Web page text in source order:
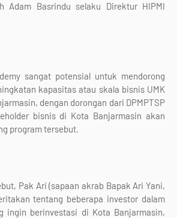
Adam Basrindu selaku Direktur HIPMI
sangat potensial untuk mendorong
kapasitas atau skala bisnis UMK
dengan dorongan dari DPMPTSP
bisnis di Kota Banjarmasin akan
program tersebut.
Pak Ari (sapaan akrab Bapak Ari Yani,
tentang beberapa investor dalam
ingin berinvestasi di Kota Banjarmasin,